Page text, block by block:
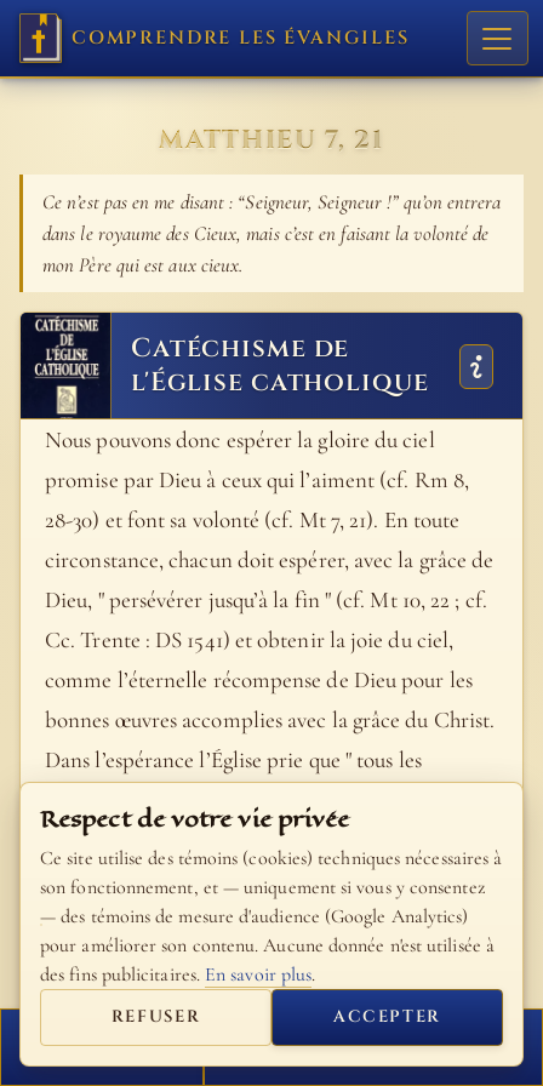
COMPRENDRE LES ÉVANGILES
MATTHIEU 7, 21
Ce n’est pas en me disant : “Seigneur, Seigneur !” qu’on entrera
dans le royaume des Cieux, mais c’est en faisant la volonté de
mon Père qui est aux cieux.
Catéchisme de
l'Église catholique
Nous pouvons donc espérer la gloire du ciel
promise par Dieu à ceux qui l’aiment (cf. Rm 8,
28-30) et font sa volonté (cf. Mt 7, 21). En toute
circonstance, chacun doit espérer, avec la grâce de
Dieu, " persévérer jusqu’à la fin " (cf. Mt 10, 22 ; cf.
Cc. Trente : DS 1541) et obtenir la joie du ciel,
comme l’éternelle récompense de Dieu pour les
bonnes œuvres accomplies avec la grâce du Christ.
Dans l’espérance l’Église prie que " tous les
hommes soient sauvés " (1 Tm 2, 4). Elle aspire à
être, dans la gloire du ciel, unie au Christ, son
Epoux :
- Catéchisme de l'Église catholique, #1821
La prière de foi ne consiste pas seulement à dire "
Seigneur, Seigneur ", mais à accorder le cœur à
FERMER PROCHAIN VERSET
Respect de votre vie privée
Ce site utilise des témoins (cookies) techniques nécessaires à
son fonctionnement, et — uniquement si vous y consentez
— des témoins de mesure d'audience (Google Analytics)
pour améliorer son contenu. Aucune donnée n'est utilisée à
des fins publicitaires. En savoir plus.
REFUSER ACCEPTER